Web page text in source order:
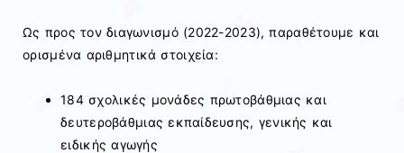
Ως προς τον διαγωνισμό (2022-2023), παραθέτουμε και
ορισμένα αριθμητικά στοιχεία:
184 σχολικές μονάδες πρωτοβάθμιας και
δευτεροβάθμιας εκπαίδευσης, γενικής και
ειδικής αγωγής